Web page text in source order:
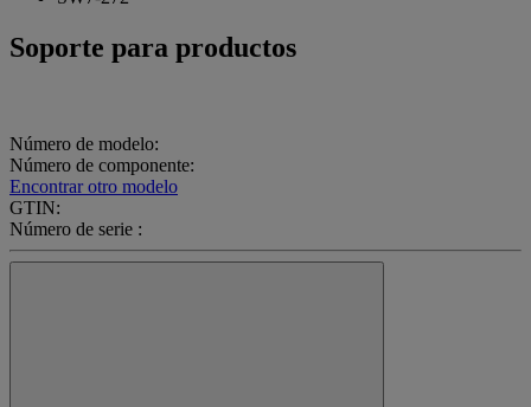
Soporte para productos
Número de modelo:
Número de componente:
Encontrar otro modelo
GTIN:
Número de serie :